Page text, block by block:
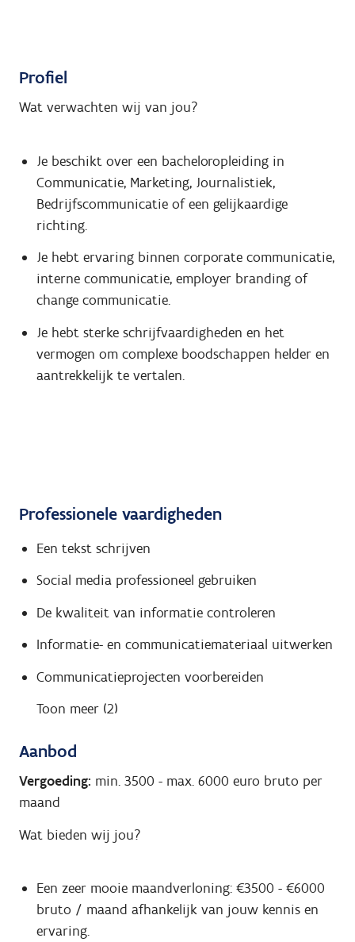
Profiel
Wat verwachten wij van jou?
Je beschikt over een bacheloropleiding in
Communicatie, Marketing, Journalistiek,
Bedrijfscommunicatie of een gelijkaardige
richting.
Je hebt ervaring binnen corporate communicatie,
interne communicatie, employer branding of
change communicatie.
Je hebt sterke schrijfvaardigheden en het
vermogen om complexe boodschappen helder en
aantrekkelijk te vertalen.
Professionele vaardigheden
Een tekst schrijven
Social media professioneel gebruiken
De kwaliteit van informatie controleren
Informatie- en communicatiemateriaal uitwerken
Communicatieprojecten voorbereiden
Toon meer (2)
Aanbod
Vergoeding: min. 3500 - max. 6000 euro bruto per
maand
Wat bieden wij jou?
Een zeer mooie maandverloning: €3500 - €6000
bruto / maand afhankelijk van jouw kennis en
ervaring.